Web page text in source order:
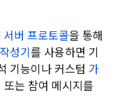
서버 프로토콜을 통해
성기 를 사용하면 기
기능이나 커스텀 가
는 참여 메시지를